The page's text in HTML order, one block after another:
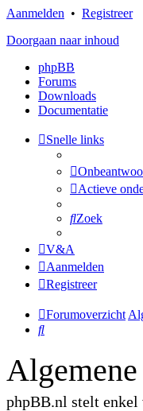
Aanmelden • Registreer
Doorgaan naar inhoud
phpBB
Forums
Downloads
Documentatie
Snelle links
Actieve
Zoek
V&A
Aanmelden
Registreer
Forumoverzicht
Zoek
phpBB.nl stelt enkel